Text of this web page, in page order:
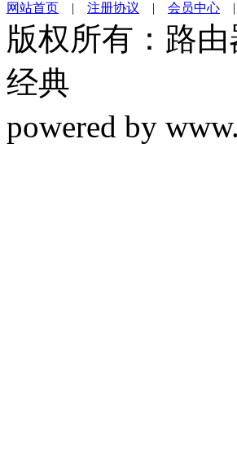
网站首页 | 注册协议 | 会员中心
版权所有：路
经典
powered by